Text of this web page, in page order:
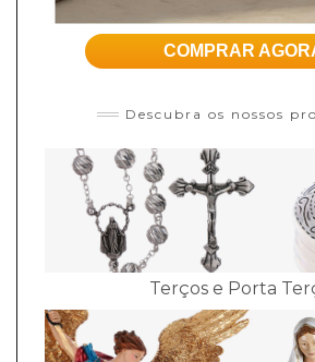
COMPRAR
Descubra os nossos
Terços e Porta